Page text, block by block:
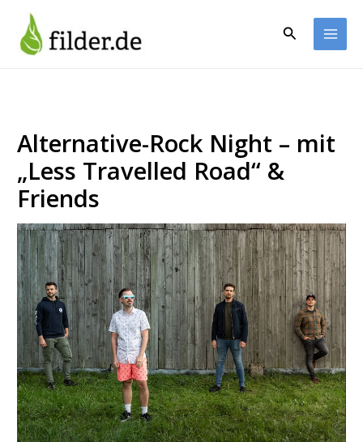
Inhalt
springen
Suchen
Alternative-Rock Night – mit
„Less Travelled Road“ &
Friends